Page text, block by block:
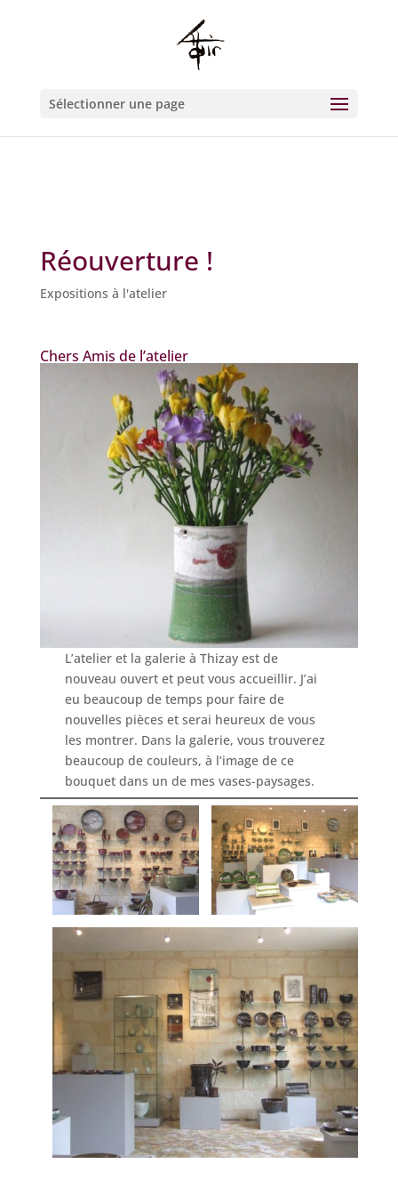
: Constant WP_CRON_LOCK_TIMEOUT already defined in
on line93
Sélectionner une page
Réouverture !
Expositions à l'atelier
Chers Amis de l’atelier
L’atelier et la galerie à Thizay est de
nouveau ouvert et peut vous accueillir. J’ai
eu beaucoup de temps pour faire de
nouvelles pièces et serai heureux de vous
les montrer. Dans la galerie, vous trouverez
beaucoup de couleurs, à l’image de ce
bouquet dans un de mes vases-paysages.